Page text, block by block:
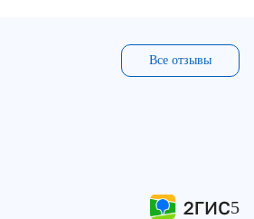
Все отзывы
5